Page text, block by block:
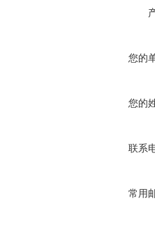
您的
您的
联系
常用